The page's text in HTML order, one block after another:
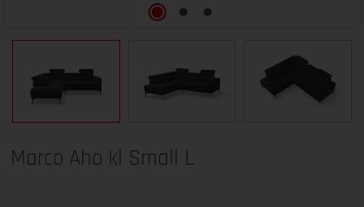
Marco Aho kl Small L